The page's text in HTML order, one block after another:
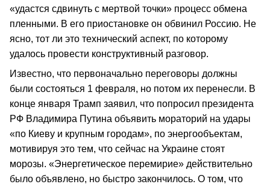
«удастся сдвинуть с мертвой точки» процесс обмена
пленными. В его приостановке он обвинил Россию. Не
ясно, тот ли это технический аспект, по которому
удалось провести конструктивный разговор.
Известно, что первоначально переговоры должны
были состояться 1 февраля, но потом их перенесли. В
конце января Трамп заявил, что попросил президента
РФ Владимира Путина объявить мораторий на удары
«по Киеву и крупным городам», по энергообъектам,
мотивируя это тем, что сейчас на Украине стоят
морозы. «Энергетическое перемирие» действительно
было объявлено, но быстро закончилось. О том, что